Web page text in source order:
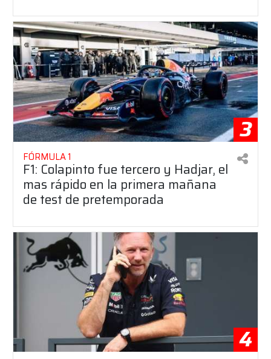
3
FÓRMULA 1
F1: Colapinto fue tercero y Hadjar, el
mas rápido en la primera mañana
de test de pretemporada
4